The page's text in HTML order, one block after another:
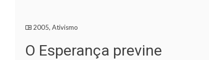
2005, Ativismo
O Esperança previne